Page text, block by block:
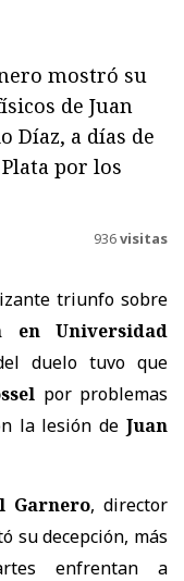
mostró su
de Juan
Díaz, a días de
por los
936visitas
triunfo sobre
en
Universidad
duelo tuvo que
por problemas
la lesión de Juan
Garnero, director
su decepción, más
enfrentan a